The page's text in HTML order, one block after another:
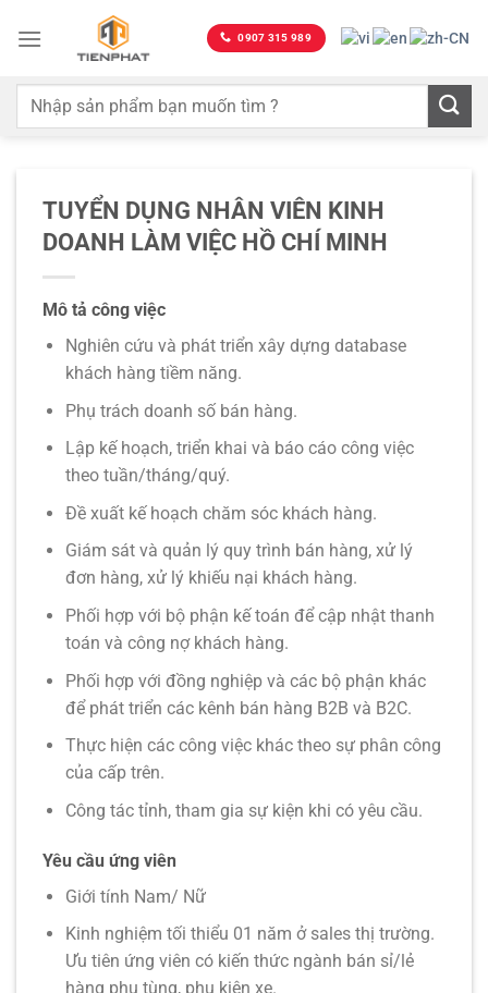
qua
dung
0907 315 989
TUYỂN DỤNG NHÂN VIÊN KINH
DOANH LÀM VIỆC HỒ CHÍ MINH
Mô tả công việc
Nghiên cứu và phát triển xây dựng database
khách hàng tiềm năng.
Phụ trách doanh số bán hàng.
Lập kế hoạch, triển khai và báo cáo công việc
theo tuần/tháng/quý.
Đề xuất kế hoạch chăm sóc khách hàng.
Giám sát và quản lý quy trình bán hàng, xử lý
đơn hàng, xử lý khiếu nại khách hàng.
Phối hợp với bộ phận kế toán để cập nhật thanh
toán và công nợ khách hàng.
Phối hợp với đồng nghiệp và các bộ phận khác
để phát triển các kênh bán hàng B2B và B2C.
Thực hiện các công việc khác theo sự phân công
của cấp trên.
Công tác tỉnh, tham gia sự kiện khi có yêu cầu.
Yêu cầu ứng viên
Giới tính Nam/ Nữ
Kinh nghiệm tối thiểu 01 năm ở sales thị trường.
Ưu tiên ứng viên có kiến thức ngành bán sỉ/lẻ
hàng phụ tùng, phụ kiện xe.